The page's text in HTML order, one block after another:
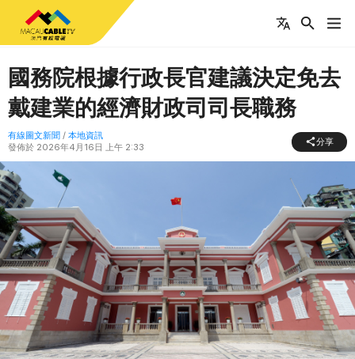
國務院根據行政長官建議決定免去
戴建業的經濟財政司司長職務
有線圖文新聞 / 本地資訊
發佈於 2026年4月16日 上午 2:33
分享